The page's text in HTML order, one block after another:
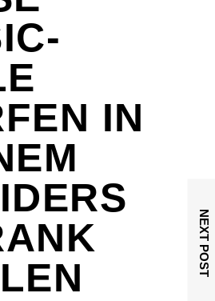
IN
NEXT POST